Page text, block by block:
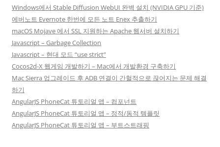
Windows에서 Stable Diffusion WebUI 완벽 설치 (NVIDIA GPU 기준)
에버노트 Evernote 한번에 모든 노트 Enex 추출하기
macOS Mojave 에서 SSL 지원하는 Apache 웹서버 설치하기
Javascript – Garbage Collection
Javascript – 현대 모드 “use strict”
Cocos2d-X 웹게임 개발하기 – Mac에서 개발환경 구축하기
Mac Sierra 업그레이드 후 ADB 연결이 간헐적으로 끊어지는 문제 해결
하기
AngularJS PhoneCat 튜토리얼 앱 – 컴포넌트
AngularJS PhoneCat 튜토리얼 앱 – 정적/동적 템플릿
AngularJS PhoneCat 튜토리얼 앱 – 부트스트래핑